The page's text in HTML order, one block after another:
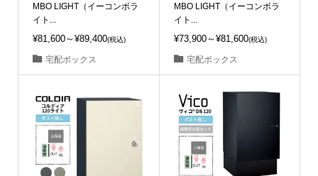
MBO LIGHT（イーコンボラ
イト...
¥81,600～¥89,400(税込)
宅配ボックス
MBO LIGHT（イーコンボラ
イト...
¥73,900～¥81,600(税込)
宅配ボックス